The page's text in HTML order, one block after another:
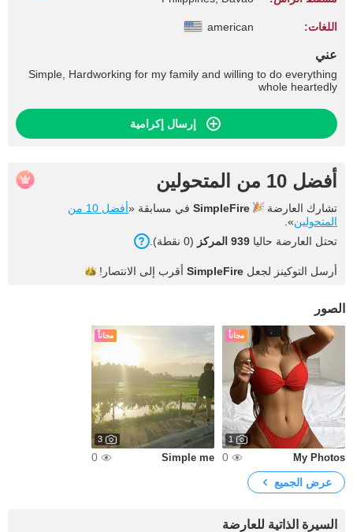
اللغات: american
عني
Simple, Hardworking for my family and willing to do everything
whole heartedly
إرسال إكرامية
أفضل 10 من المتحولين
تشارك العارضة SimpleFire في مسابقة «
أفضل 10 من
المتحولين».
تحتل العارضة حاليا 939 المركز (0 نقطة).
أرسل التوكينز لجعل SimpleFire أقرب إلى الانتصار!
الصور
مجاناً
1
My Photos
0
مجاناً
3
Simple me
0
عرض الجميع
السيرة الذاتية للعارضة